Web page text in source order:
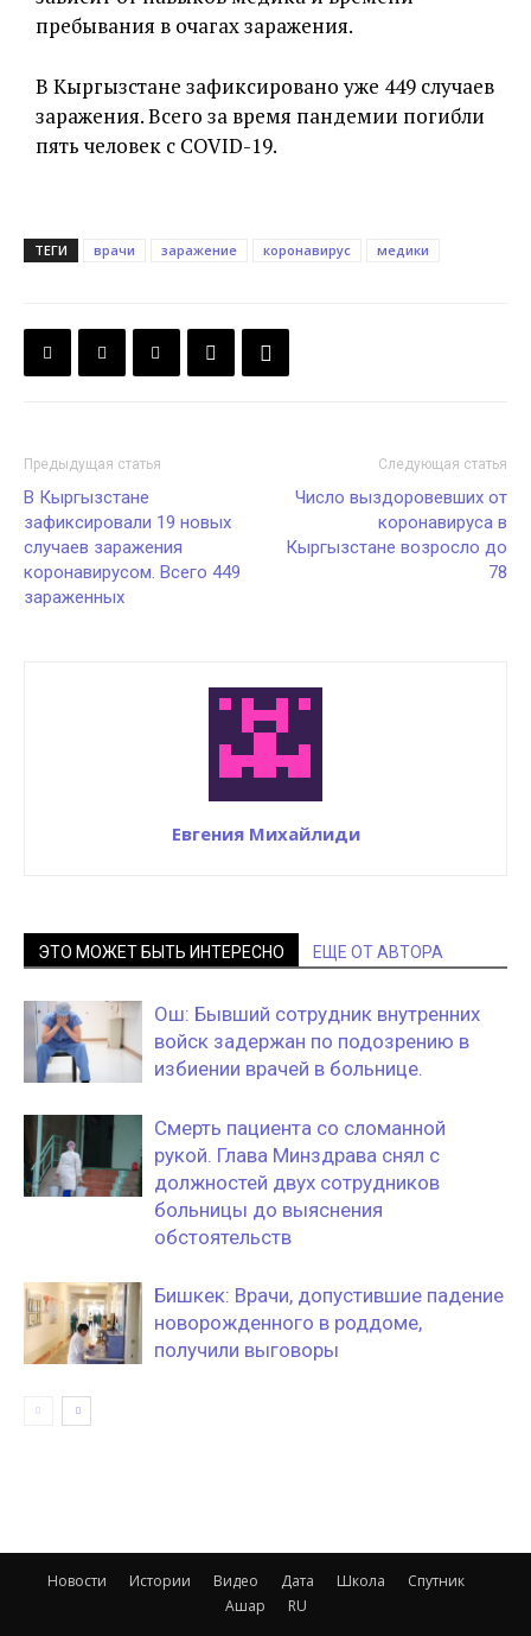
пребывания в очагах заражения.
В Кыргызстане зафиксировано уже 449 случаев
заражения. Всего за время пандемии погибли
пять человек с COVID-19.
ТЕГИ врачи заражение коронавирус медики
Предыдущая статья
В Кыргызстане
зафиксировали 19 новых
случаев заражения
коронавирусом. Всего 449
зараженных
Следующая статья
Число выздоровевших от
коронавируса в
Кыргызстане возросло до
78
Евгения Михайлиди
ЭТО МОЖЕТ БЫТЬ ИНТЕРЕСНО ЕЩЕ ОТ АВТОРА
Ош: Бывший сотрудник внутренних
войск задержан по подозрению в
избиении врачей в больнице.
Смерть пациента со сломанной
рукой. Глава Минздрава снял с
должностей двух сотрудников
больницы до выяснения
обстоятельств
Бишкек: Врачи, допустившие падение
новорожденного в роддоме,
получили выговоры
Новости Истории Видео Дата Школа
Спутник
Ашар
RU